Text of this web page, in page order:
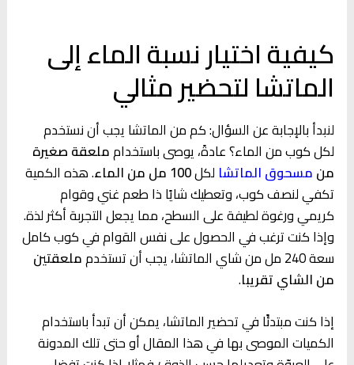
كيفية اختيار نسبة الماء إلى
الماتشا لتحضير مثالي
لنبدأ بالإجابة عن السؤال: كم من الماتشا يجب أن نستخدم
لكل كوب من الماء؟ عادةً، يوصى باستخدامملعقة صغيرة
من مسحوق الماتشا لكل100 مل من الماء
. هذه الكمية
تكفي لنصف كوب، وتعطيك شايًا ذا طعم غني وقوام
كريمي ورغوة لطيفة على السطح، مما يجعل التجربة أكثر لذة.
وإذا كنت ترغب في الحصول على نفس القوام في كوب كامل
سعة 240 مل من شاي الماتشا، يجب أن تستخدم
ملعقتين
من الشاي تقريبا.
إذا كنت مبتدئًا في تحضير الماتشا، يمكن أن تبدأ باستخدام
الكميات الموصى بها في هذا المقال أو حتى تلك المدونة